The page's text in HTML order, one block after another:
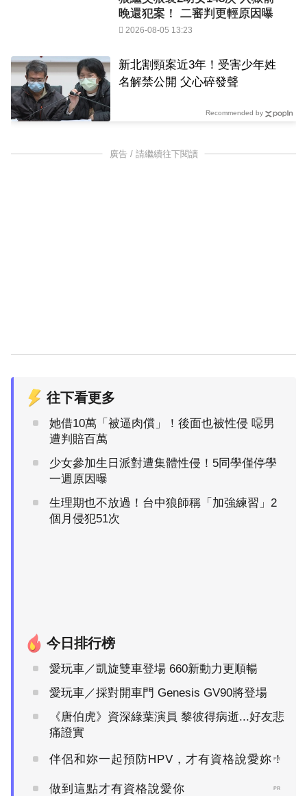
晚還犯案！ 二審判更輕原因曝
2026-08-05 13:23
新北割頸案近3年！受害少年姓
名解禁公開 父心碎發聲
Recommended by
廣告 / 請繼續往下閱讀
往下看更多
她借10萬「被逼肉償」！後面也被性侵 噁男
遭判賠百萬
少女參加生日派對遭集體性侵！5同學僅停學
一週原因曝
生理期也不放過！台中狼師稱「加強練習」2
個月侵犯51次
今日排行榜
愛玩車／凱旋雙車登場 660新動力更順暢
愛玩車／採對開車門 Genesis GV90將登場
《唐伯虎》資深綠葉演員 黎彼得病逝...好友悲
痛證實
伴侶和妳一起預防HPV，才有資格說愛妳！
PR
做到這點才有資格說愛你 PR